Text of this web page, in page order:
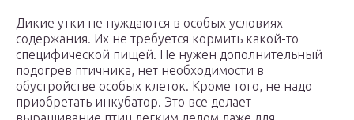
Дикие утки не нуждаются в особых условиях
содержания. Их не требуется кормить какой-то
специфической пищей. Не нужен дополнительный
подогрев птичника, нет необходимости в
обустройстве особых клеток. Кроме того, не надо
приобретать инкубатор. Это все делает